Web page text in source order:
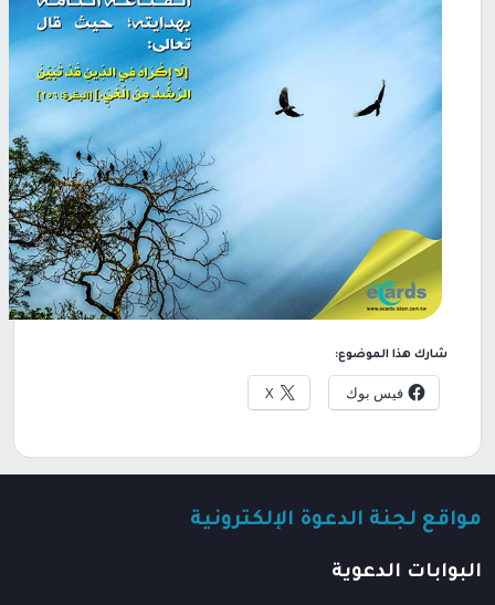
شارك هذا الموضوع:
فيس بوك X
مواقع لجنة الدعوة الإلكترونية
البوابات الدعوية